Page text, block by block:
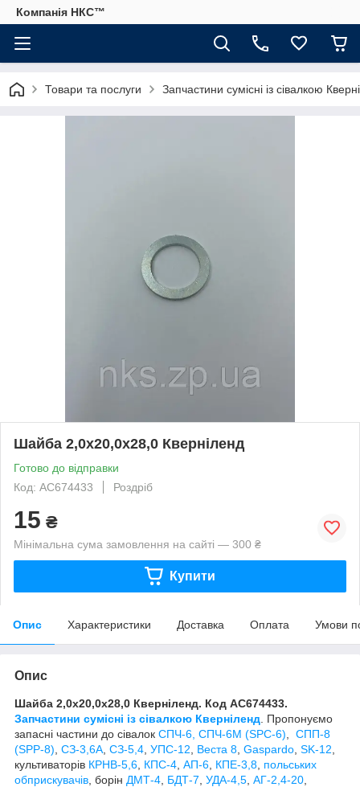
Компанія НКС™
Товари та послуги Запчастини сумісні із сівалкою
Шайба 2,0х20,0х28,0 Кверніленд
Готово до відправки
Код: AC674433
Роздріб
15 ₴
Мінімальна сума замовлення на сайті — 300 ₴
Купити
Опис Характеристики Доставка Оплата Умови
Опис
Шайба 2,0х20,0х28,0 Кверніленд. Код AC674433.
Запчастини сумісні із сівалкою Кверніленд . Пропонуємо
запасні частини до сівалок СПЧ-6, СПЧ-6М (SPС-6)
СПП-8
(SPP-8) СЗ-3,6А СЗ-5,4 УПС-12 Веста 8 Gaspardo SK-12
культиваторів КРНВ-5,6 КПС-4 АП-6 КПЕ-3,8 польських
обприскувачів , борін ДМТ-4 БДТ-7 УДА-4,5 АГ-2,4-20